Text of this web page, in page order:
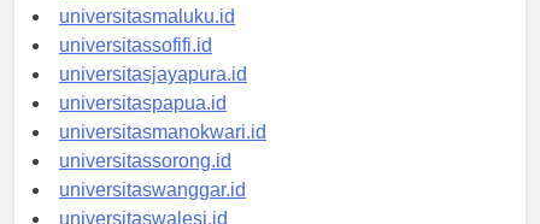
universitasambon.id
universitasmaluku.id
universitassofifi.id
universitasjayapura.id
universitaspapua.id
universitasmanokwari.id
universitassorong.id
universitaswanggar.id